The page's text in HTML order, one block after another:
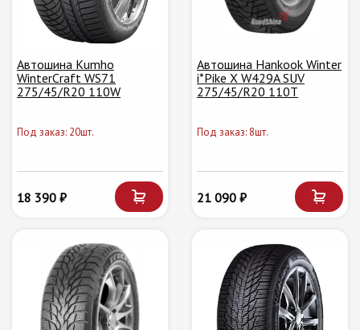
Автошина Kumho
WinterCraft WS71
275/45/R20 110W
Под заказ: 20шт.
18 390 ₽
Автошина Hankook Winter
i*Pike X W429A SUV
275/45/R20 110T
Под заказ: 8шт.
21 090 ₽